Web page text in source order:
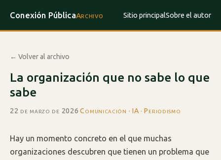
Conexión PúblicaArchivo Sitio principalSobre el autor
← Volver al archivo
La organización que no sabe lo que
sabe
22 de marzo de 2026·Comunicación · IA · Periodismo
Hay un momento concreto en el que muchas
organizaciones descubren que tienen un problema que